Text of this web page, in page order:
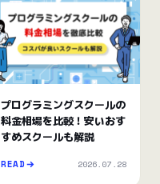
プログラミングスクールの
料金相場を比較！安いおす
すめスクールも解説
READ 2026.07.28